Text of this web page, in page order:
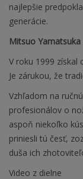
najlepšie
generácie.
Mitsuo Yamatsuka
V roku 1999 získal
Je zárukou, že
Vzhľadom na
profesionálov o
aspoň niekoľko
priniesli tú česť,
duša ich
Video z dielne